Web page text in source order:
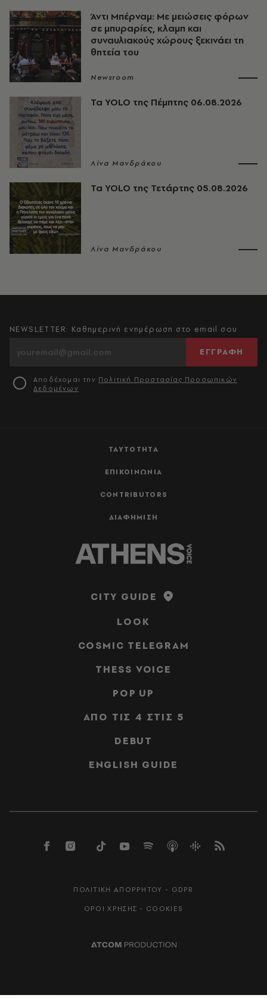
Άντι Μπέρναμ: Με μειώσεις φόρων
σε μπυραρίες, κλαμπ και
συναυλιακούς χώρους ξεκινάει τη
θητεία του
Newsroom
Τα YOLO της Πέμπτης 06.08.2026
Λίνα Μανδράκου
Τα YOLO της Τετάρτης 05.08.2026
Λίνα Μανδράκου
ΤΑΥΤΟΤΗΤΑ
ΕΠΙΚΟΙΝΩΝΙΑ
CONTRIBUTORS
ΔΙΑΦΗΜΙΣΗ
NEWSLETTER: Καθημερινή ενημέρωση στο email σου
ΕΓΓΡΑΦΗ
Αποδέχομαι την Πολιτική Προστασίας Προσωπικών
Δεδομένων
CITY GUIDE
LOOK
COSMIC TELEGRAM
THESS VOICE
POP UP
ΑΠΟ ΤΙΣ 4 ΣΤΙΣ 5
DEBUT
ENGLISH GUIDE
ΠΟΛΙΤΙΚΗ ΑΠΟΡΡΗΤΟΥ - GDPR
ΟΡΟΙ ΧΡΗΣΗΣ - COOKIES